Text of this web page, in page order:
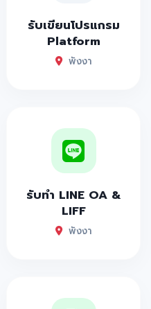
รับเขียนโปรแกรม
Platform
พังงา
รับทำ LINE OA &
LIFF
พังงา